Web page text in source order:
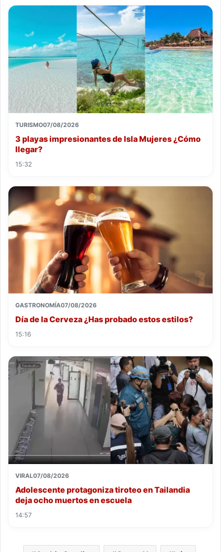
TURISMO07/08/2026
3 playas impresionantes de Isla Mujeres ¿Cómo
llegar?
15:32
GASTRONOMÍA07/08/2026
Día de la Cerveza ¿Has probado estos estilos?
15:16
VIRAL07/08/2026
Adolescente protagoniza tiroteo en Tailandia
deja ocho muertos en escuela
14:57